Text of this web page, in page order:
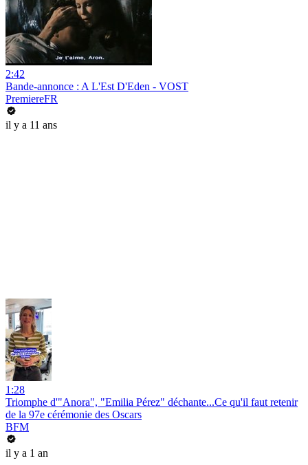
2:42
Bande-annonce : A L'Est D'Eden - VOST
PremiereFR
il y a 11 ans
1:28
Triomphe d'"Anora", "Emilia Pérez" déchante...Ce qu'il faut retenir
de la 97e cérémonie des Oscars
BFM
il y a 1 an